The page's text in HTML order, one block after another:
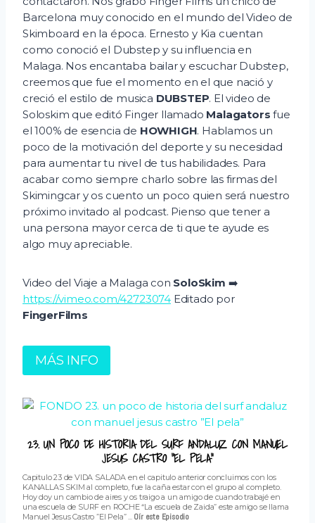
Barcelona muy conocido en el mundo del Video de
Skimboard en la época. Ernesto y Kia cuentan
como conoció el Dubstep y su influencia en
Malaga. Nos encantaba bailar y escuchar Dubstep,
creemos que fue el momento en el que nació y
creció el estilo de musica DUBSTEP. El video de
Soloskim que editó Finger llamado Malagatorsfue
el 100% de esencia de HOWHIGH. Hablamos un
poco de la motivación del deporte y su necesidad
para aumentar tu nivel de tus habilidades. Para
acabar como siempre charlo sobre las firmas del
Skimingcar y os cuento un poco quien será nuestro
próximo invitado al podcast. Pienso que tener a
una persona mayor cerca de ti que te ayude es
algo muy apreciable.
Video del Viaje a Malaga con SoloSkim ➡️
https://vimeo.com/42723074Editado por
FingerFilms
MÁS INFO
23. UN POCO DE HISTORIA DEL SURF ANDALUZ CON MANUEL
JESUS CASTRO “EL PELA”
Capitulo 23 de VIDA SALADA en el capitulo anterior concluimos con los
KANALLAS SKIM al completo, fue la caña estar con el grupo al completo.
Hoy doy un cambio de aires y os traigo a un amigo de cuando trabajé en
una escuela de SURF en ROCHE “La escuela de Zaida” este amigo se llama
Manuel Jesus Castro ”El Pela” ... Oír este Episodio